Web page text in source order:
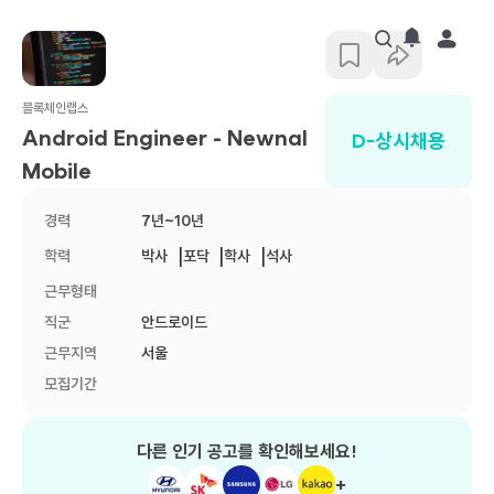
블록체인랩스
Android Engineer - Newnal
Mobile
D-상시채용
경력
7년~10년
학력
박사 |포닥 |학사 |석사
근무형태
직군
안드로이드
근무지역
서울
모집기간
다른 인기 공고를 확인해보세요!
+